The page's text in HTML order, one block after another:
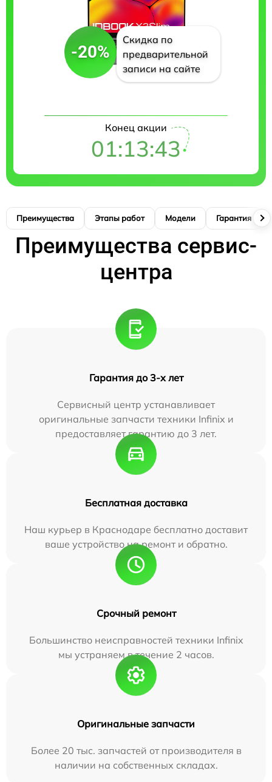
-20%
Скидка по
предварительной
записи на сайте
Конец акции
01:13:42
Преимущества Этапы работ Модели Гарантия
Преимущества сервис-
центра
Гарантия до 3-х лет
Сервисный центр устанавливает
оригинальные запчасти техники Infinix и
предоставляет гарантию до 3 лет.
Бесплатная доставка
Наш курьер в Краснодаре бесплатно доставит
ваше устройство на ремонт и обратно.
Срочный ремонт
Большинство неисправностей техники Infinix
мы устраняем в течение 2 часов.
Оригинальные запчасти
Более 20 тыс. запчастей от производителя в
наличии на собственных складах.